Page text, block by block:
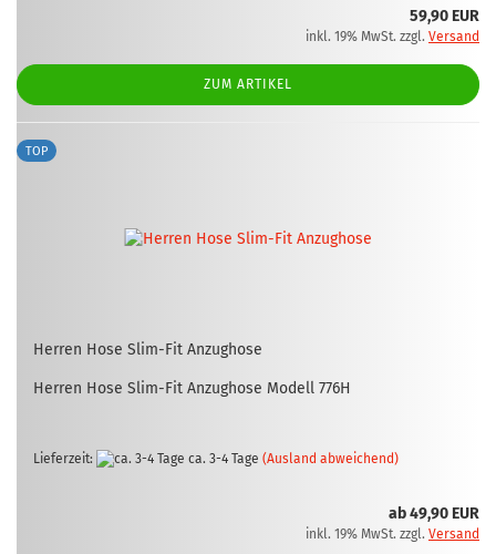
59,90 EUR
inkl. 19% MwSt. zzgl. Versand
ZUM ARTIKEL
TOP
Her­ren Hose Slim-​Fit An­zug­ho­se
Her­ren Hose Slim-​Fit An­zug­ho­se Mo­dell 776H
Lieferzeit: ca. 3-4 Tage (Ausland abweichend)
ab 49,90 EUR
inkl. 19% MwSt. zzgl. Versand